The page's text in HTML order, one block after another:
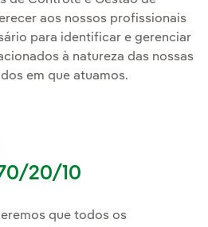
aos nossos profissionais
para identificar e gerenciar
à natureza das nossas
em que atuamos.
20/10
que todos os